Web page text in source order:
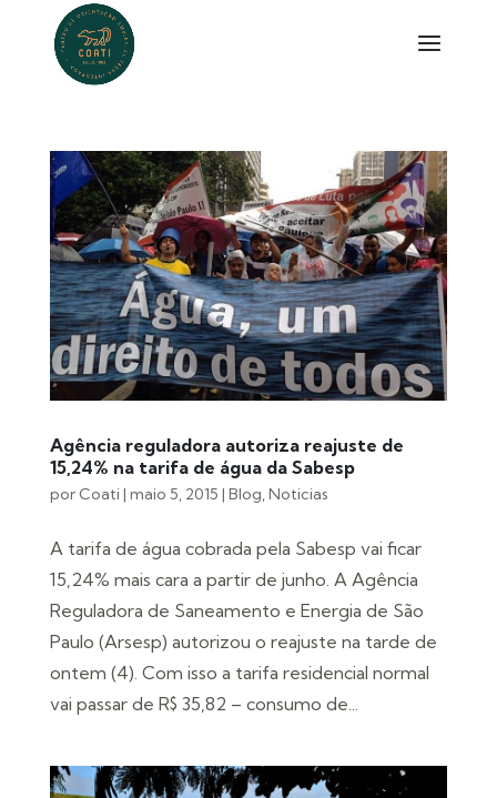
Agência reguladora autoriza reajuste de
15,24% na tarifa de água da Sabesp
por Coati| maio 5, 2015 | Blog,Noticias
A tarifa de água cobrada pela Sabesp vai ficar
15,24% mais cara a partir de junho. A Agência
Reguladora de Saneamento e Energia de São
Paulo (Arsesp) autorizou o reajuste na tarde de
ontem (4). Com isso a tarifa residencial normal
vai passar de R$ 35,82 – consumo de...